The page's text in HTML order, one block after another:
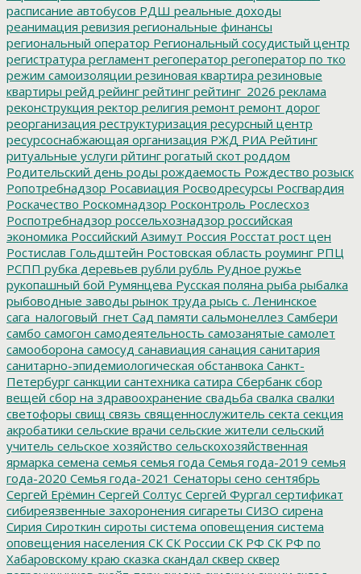
расписание автобусов РДШ реальные доходы
реанимация ревизия региональные финансы
региональный оператор Региональный сосудистый центр
регистратура регламент регоператор регоператор по тко
режим самоизоляции резиновая квартира резиновые
квартиры рейд рейинг рейтинг рейтинг_2026 реклама
реконструкция ректор религия ремонт ремонт дорог
реорганизация реструктуризация ресурсный центр
ресурсоснабжающая организация РЖД РИА Рейтинг
ритуальные услуги рйтинг рогатый скот роддом
Родительский день роды рождаемость Рождество розыск
Ропотребнадзор Росавиация Росводресурсы Росгвардия
Роскачество Роскомнадзор Росконтроль Рослесхоз
Роспотребнадзор россельхознадзор российская
экономика Российский Азимут Россия Росстат рост цен
Ростислав Гольдштейн Ростовская область роуминг РПЦ
РСПП рубка деревьев рубли рубль Рудное ружье
рукопашный бой Румянцева Русская поляна рыба рыбалка
рыбоводные заводы рынок труда рысь с. Ленинское
сага_налоговый_гнет Сад памяти сальмонеллез Самбери
самбо самогон самодеятельность самозанятые самолет
самооборона самосуд санавиация санация санитария
санитарно-эпидемиологическая обстанвока Санкт-
Петербург санкции сантехника сатира Сбербанк сбор
вещей сбор на здравоохранение свадьба свалка свалки
светофоры свищ связь священнослужитель секта секция
акробатики сельские врачи сельские жители сельский
учитель сельское хозяйство сельскохозяйственная
ярмарка семена семья семья года Семья года-2019 семья
года-2020 Семья года-2021 Сенаторы сено сентябрь
Сергей Ерёмин Сергей Солтус Сергей Фургал сертификат
сибиреязвенные захоронения сигареты СИЗО сирена
Сирия Сироткин сироты система оповещения система
оповещения населения СК СК России СК РФ СК РФ по
Хабаровскому краю сказка скандал сквер сквер